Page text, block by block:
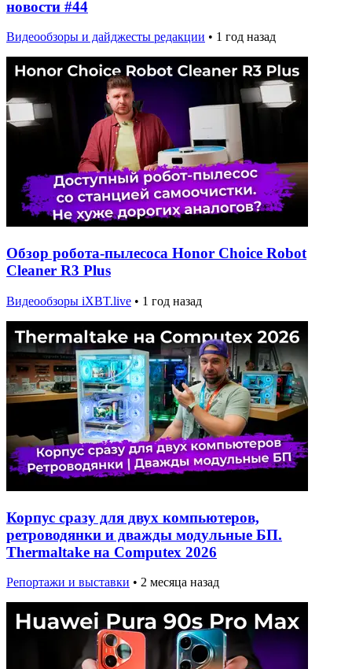
новости #44
Видеообзоры и дайджесты редакции • 1 год назад
Обзор робота-пылесоса Honor Choice Robot
Cleaner R3 Plus
Видеообзоры iXBT.live • 1 год назад
Корпус сразу для двух компьютеров,
ретроводянки и дважды модульные БП.
Thermaltake на Computex 2026
Репортажи и выставки • 2 месяца назад